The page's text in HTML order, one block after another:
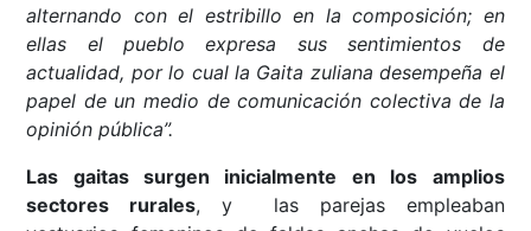
alternando con el estribillo en la composición; en
ellas el pueblo expresa sus sentimientos de
actualidad, por lo cual la Gaita zuliana desempeña el
papel de un medio de comunicación colectiva de la
opinión pública”.
Las gaitas surgen inicialmente en los amplios
sectores rurales, y las parejas empleaban